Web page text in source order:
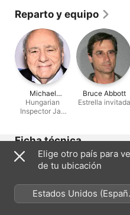
Reparto y equipo
Michael
Constantine
Hungarian
Inspector Jan
Bruce Abbott
Estrella invitada
Ficha técnica
Lanzamiento
Duración
42 min
Elige otro país para
de tu ubicación
Estados Unidos
México)